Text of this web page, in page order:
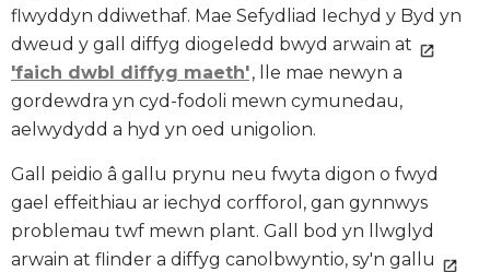
flwyddyn ddiwethaf. Mae Sefydliad Iechyd y Byd yn
dweud y gall diffyg diogeledd bwyd arwain at
'faich dwbl diffyg maeth', lle mae newyn a
gordewdra yn cyd-fodoli mewn cymunedau,
aelwydydd a hyd yn oed unigolion.
Gall peidio â gallu prynu neu fwyta digon o fwyd
gael effeithiau ar iechyd corfforol, gan gynnwys
problemau twf mewn plant. Gall bod yn llwglyd
arwain at flinder a diffyg canolbwyntio, sy'n gallu